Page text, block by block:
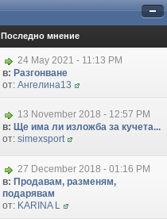
Последно мнение
24 May 2021 - 11:13 PM
в: Разгонване
от: Ангелина13
13 November 2018 - 12:57 PM
в: Ще има ли изложба за кучета...
от: simexsport
27 December 2018 - 01:16 PM
в: Продавам, разменям,
подарявам
от: KARINA L